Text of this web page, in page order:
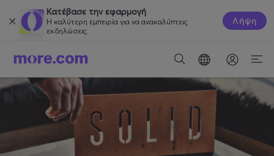
Κατέβασε την εφαρμογή
Η καλύτερη εμπειρία για να ανακαλύπτεις
εκδηλώσεις.
Λήψη